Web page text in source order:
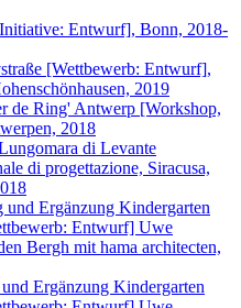
Entwurf], Bonn, 2018-
[Wettbewerb: Entwurf],
2019
de Ring' Antwerp [Workshop,
2018
di Levante
di progettazione, Siracusa,
und Ergänzung Kindergarten
Entwurf] Uwe
Bergh mit hama architecten,
Ergänzung Kindergarten